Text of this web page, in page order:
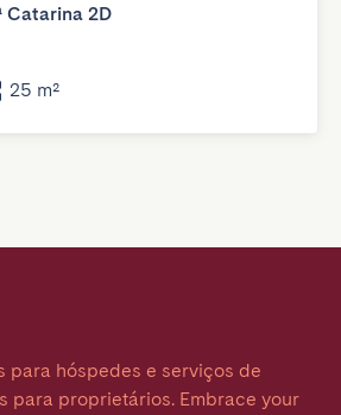
Catarina 2D
25 m²
para hóspedes e serviços de
para proprietários. Embrace your